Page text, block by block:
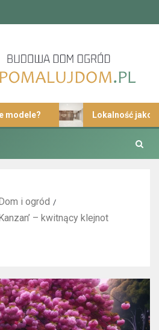
Lokalność jako istotny
i ogród
– kwitnący klejnot